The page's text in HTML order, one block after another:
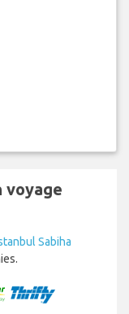
voyage
Sabiha